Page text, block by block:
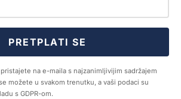
PRETPLATI SE
na e-maila s najzanimljivijim sadržajem
možete u svakom trenutku, a vaši podaci su
s GDPR-om.